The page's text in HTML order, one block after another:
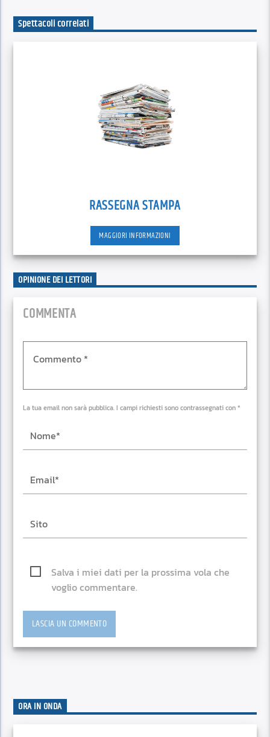
Spettacoli correlati
RASSEGNA STAMPA
MAGGIORI INFORMAZIONI
OPINIONE DEI LETTORI
COMMENTA
La tua email non sarà pubblica. I campi richiesti sono contrassegnati con *
Salva i miei dati per la prossima vola che
voglio commentare.
ORA IN ONDA